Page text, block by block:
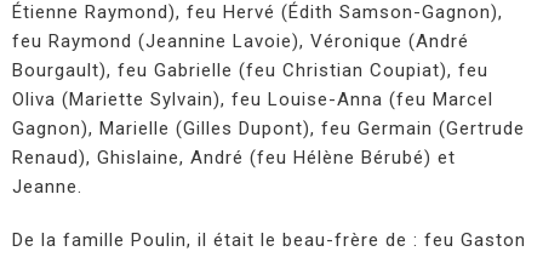
Étienne Raymond), feu Hervé (Édith Samson-Gagnon),
feu Raymond (Jeannine Lavoie), Véronique (André
Bourgault), feu Gabrielle (feu Christian Coupiat), feu
Oliva (Mariette Sylvain), feu Louise-Anna (feu Marcel
Gagnon), Marielle (Gilles Dupont), feu Germain (Gertrude
Renaud), Ghislaine, André (feu Hélène Bérubé) et
Jeanne.
De la famille Poulin, il était le beau-frère de : feu Gaston